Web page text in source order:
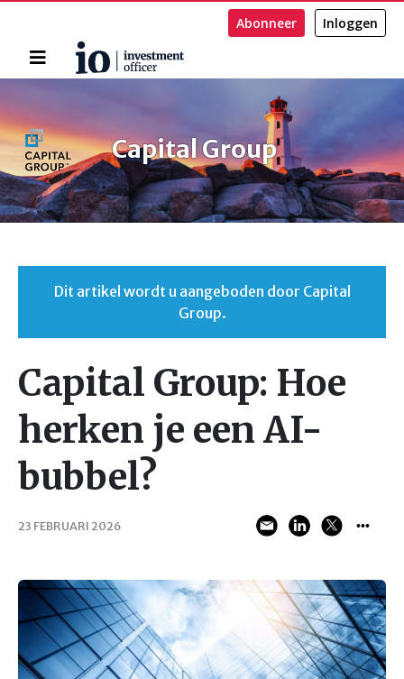
Home
Abonneer Inloggen
Zoeken
Capital Group
Dit artikel wordt u aangeboden door Capital
Group.
Capital Group: Hoe
herken je een AI-
bubbel?
23 FEBRUARI 2026